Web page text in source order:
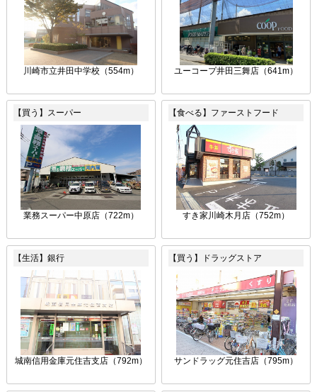
川崎市立井田中学校（554m） ユーコープ井田三舞店（641m）
【買う】スーパー
業務スーパー中原店（722m）
【食べる】ファーストフード
すき家川崎木月店（752m）
【生活】銀行
城南信用金庫元住吉支店（792m）
【買う】ドラッグストア
サンドラッグ元住吉店（795m）